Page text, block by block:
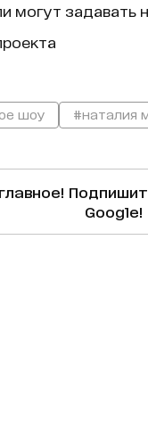
могут задавать
шоу #наталия
Google!